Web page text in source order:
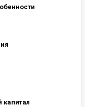
капитал